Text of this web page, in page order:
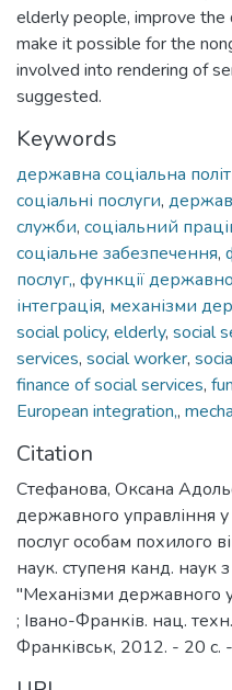
elderly people, improve the
make it possible for the
involved into rendering of
suggested.
Keywords
державна соціальна
соціальні послуги,
служби, соціальний
соціальне забезпечення,
послуг,, функції
інтеграція, механізми
social policy, elderly, social
services, social worker,
finance of social services,
European integration,,
Citation
Стефанова, Оксана
державного управління
послуг особам похилого
наук. ступеня канд. наук
"Механізми державного
; Івано-Франків. нац.
Франківськ, 2012. - 20 с.